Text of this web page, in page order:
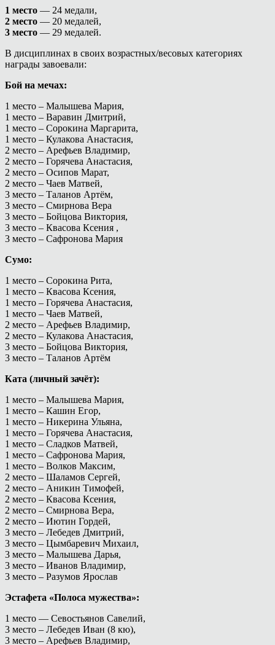
1 место — 24 медали,
2 место — 20 медалей,
3 место — 29 медалей.
В дисциплинах в своих возрастных/весовых категориях
награды завоевали:
Бой на мечах:
1 место – Малышева Мария,
1 место – Варавин Дмитрий,
1 место – Сорокина Маргарита,
1 место – Кулакова Анастасия,
2 место – Арефьев Владимир,
2 место – Горячева Анастасия,
2 место – Осипов Марат,
2 место – Чаев Матвей,
3 место – Таланов Артём,
3 место – Смирнова Вера
3 место – Бойцова Виктория,
3 место – Квасова Ксения ,
3 место – Сафронова Мария
Сумо:
1 место – Сорокина Рита,
1 место – Квасова Ксения,
1 место – Горячева Анастасия,
1 место – Чаев Матвей,
2 место – Арефьев Владимир,
2 место – Кулакова Анастасия,
3 место – Бойцова Виктория,
3 место – Таланов Артём
Ката (личный зачёт):
1 место – Малышева Мария,
1 место – Кашин Егор,
1 место – Никерина Ульяна,
1 место – Горячева Анастасия,
1 место – Сладков Матвей,
1 место – Сафронова Мария,
1 место – Волков Максим,
2 место – Шаламов Сергей,
2 место – Аникин Тимофей,
2 место – Квасова Ксения,
2 место – Смирнова Вера,
2 место – Иютин Гордей,
3 место – Лебедев Дмитрий,
3 место – Цымбаревич Михаил,
3 место – Малышева Дарья,
3 место – Иванов Владимир,
3 место – Разумов Ярослав
Эстафета «Полоса мужества»:
1 место — Севостьянов Савелий,
3 место – Лебедев Иван (8 кю),
3 место – Арефьев Владимир,